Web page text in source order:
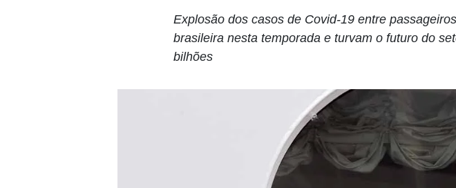
Explosão dos casos de Covid-19 entre
brasileira nesta temporada­ e turvam o futuro do
bilhões